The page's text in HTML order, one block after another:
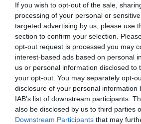
If you wish to opt-out of the sale,
processing of your personal or
targeted advertising by us, please use
section to confirm your selection.
opt-out request is processed you may
interest-based ads based on personal
us or personal information disclosed to
your opt-out. You may separately opt-
disclosure of your personal information
IAB’s list of downstream participants.
also be disclosed by us to third parties
Downstream Participants that may
7 de junio de 2013
JOAN MAJÓ
LA OPINIÓN
Cataluña, motor de la
recuperación española?
26 de mayo de 2013
JOAN MAJÓ